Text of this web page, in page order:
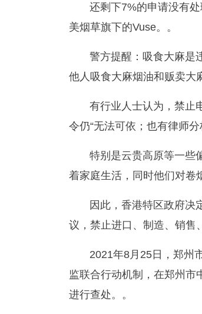
还剩下7%的申请没有
美烟草旗下的Vuse。。
警方提醒：吸食大麻是
他人吸食大麻烟油和贩卖大
有行业人士认为，禁止
令仍“无法可依；也有律师
特别是云贵高原等一些
着家庭生活，同时他们对卷
因此，香港特区政府决
议，禁止进口、制造、销售
2021年8月25日，郑州
监联合行动机制，在郑州市
进行查处。。